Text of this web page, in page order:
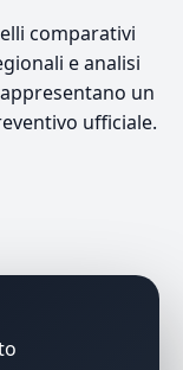
comparativi
e analisi
un
ufficiale.